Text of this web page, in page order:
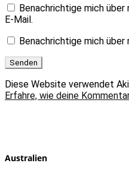
Benachrichtige mich
E-Mail.
Benachrichtige mich über
Diese Website verwendet
Erfahre, wie deine
Australien